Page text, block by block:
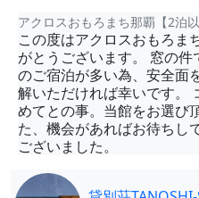
アクロスおもろまち那覇【2泊
この度はアクロスおもろま
がとうございます。 窓の
のご宿泊が多い為、安全面
解いただければ幸いです。
めてとの事。当館をお選び
た、機会があればお待ちし
ございました。